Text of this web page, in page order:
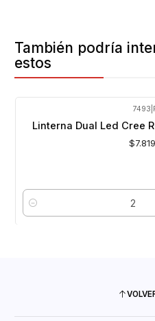
También podría
estos
7493
Linterna Dual Led Cree
$7.819
Cantidad